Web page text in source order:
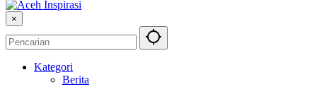
×
Kategori
Berita